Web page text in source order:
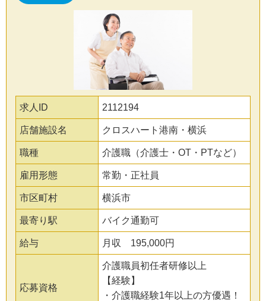
求人ID 2112194
店舗施設名 クロスハート港南・横浜
職種 介護職（介護士・OT・PTなど）
雇用形態 常勤・正社員
市区町村 横浜市
最寄り駅 バイク通勤可
給与 月収 195,000円
応募資格
介護職員初任者研修以上
【経験】
・介護職経験1年以上の方優遇！